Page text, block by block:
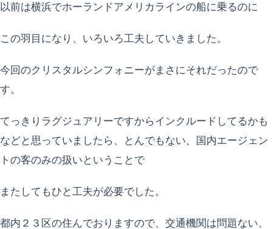
以前は横浜でホーランドアメリカラインの船に乗るのに
この羽目になり、いろいろ工夫していきました。
今回のクリスタルシンフォニーがまさにそれだったので
す。
てっきりラグジュアリーですからインクルードしてるかも
などと思っていましたら、とんでもない、国内エージェン
トの客のみの扱いということで
またしてもひと工夫が必要でした。
都内２３区の住んでおりますので、交通機関は問題ない、